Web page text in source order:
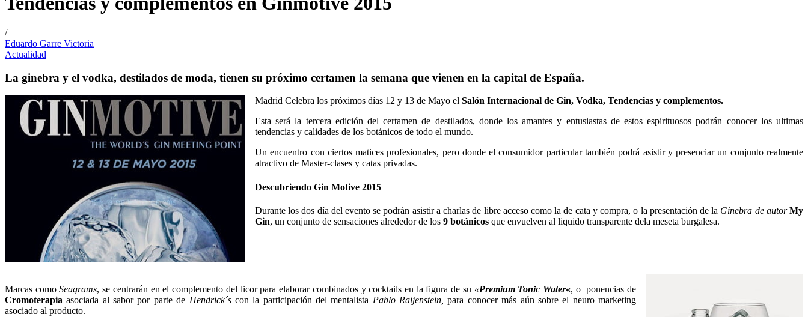
/
Eduardo Garre Victoria
Actualidad
La ginebra y el vodka, destilados de moda, tienen su próximo certamen la semana que vienen en la capital de España.
Madrid Celebra los próximos días 12 y 13 de Mayo el Salón Internacional de Gin, Vodka, Tendencias y complementos.
Esta será la tercera edición del certamen de destilados, donde los amantes y entusiastas de estos espirituosos podrán conocer los ultimas
tendencias y calidades de los botánicos de todo el mundo.
Un encuentro con ciertos matices profesionales, pero donde el consumidor particular también podrá asistir y presenciar un conjunto realmente
atractivo de Master-clases y catas privadas.
Descubriendo Gin Motive 2015
Durante los dos día del evento se podrán asistir a charlas de libre acceso como la de cata y compra, o la presentación de la Ginebra de autor My
Gin, un conjunto de sensaciones alrededor de los 9 botánicos que envuelven al liquido transparente dela meseta burgalesa.
Marcas comoSeagrams, se centrarán en el complemento del licor para elaborar combinados y cocktails en la figura de su «Premium Tonic Water«, o ponencias de
Cromoterapiaasociada al sabor por parte de Hendrick´scon la participación del mentalista Pablo Raijenstein, para conocer más aún sobre el neuro marketing
asociado al producto.